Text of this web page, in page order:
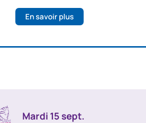
En savoir plus
Mardi 15 sept.